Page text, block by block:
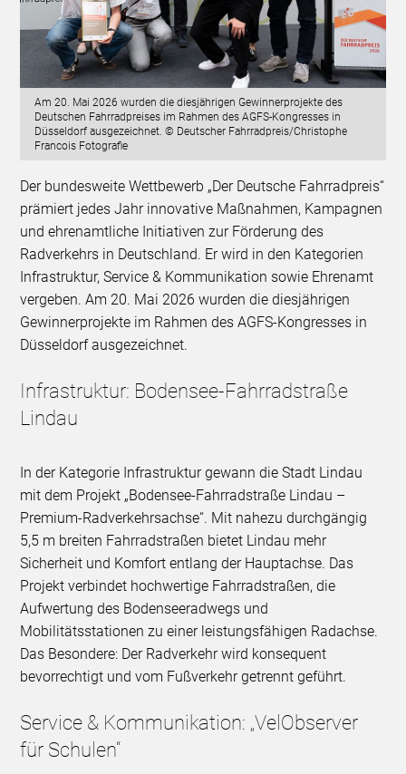
Am 20. Mai 2026 wurden die diesjährigen Gewinnerprojekte des
Deutschen Fahrradpreises im Rahmen des AGFS-Kongresses in
Düsseldorf ausgezeichnet. © Deutscher Fahrradpreis/Christophe
Francois Fotografie
Der bundesweite Wettbewerb „Der Deutsche Fahrradpreis“
prämiert jedes Jahr innovative Maßnahmen, Kampagnen
und ehrenamtliche Initiativen zur Förderung des
Radverkehrs in Deutschland. Er wird in den Kategorien
Infrastruktur, Service & Kommunikation sowie Ehrenamt
vergeben. Am 20. Mai 2026 wurden die diesjährigen
Gewinnerprojekte im Rahmen des AGFS-Kongresses in
Düsseldorf ausgezeichnet.
Infrastruktur: Bodensee-Fahrradstraße
Lindau
In der Kategorie Infrastruktur gewann die Stadt Lindau
mit dem Projekt „Bodensee-Fahrradstraße Lindau –
Premium-Radverkehrsachse“. Mit nahezu durchgängig
5,5 m breiten Fahrradstraßen bietet Lindau mehr
Sicherheit und Komfort entlang der Hauptachse. Das
Projekt verbindet hochwertige Fahrradstraßen, die
Aufwertung des Bodenseeradwegs und
Mobilitätsstationen zu einer leistungsfähigen Radachse.
Das Besondere: Der Radverkehr wird konsequent
bevorrechtigt und vom Fußverkehr getrennt geführt.
Service & Kommunikation: „VelObserver
für Schulen“